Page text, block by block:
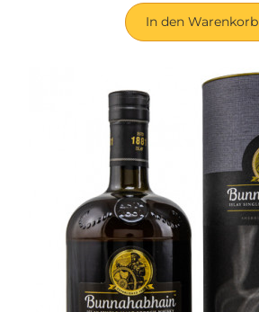
In den Warenkorb